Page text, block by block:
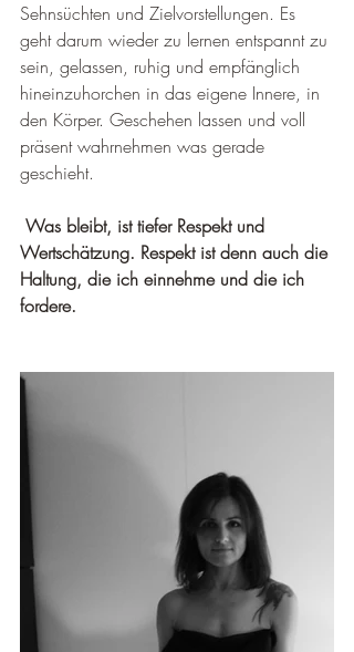
Sehnsüchten und Zielvorstellungen. Es
geht darum wieder zu lernen entspannt zu
sein, gelassen, ruhig und empfänglich
hineinzuhorchen in das eigene Innere, in
den Körper. Geschehen lassen und voll
präsent wahrnehmen was gerade
geschieht.
Was bleibt, ist tiefer Respekt und
Wertschätzung. Respekt ist denn auch die
Haltung, die ich einnehme und die ich
fordere.